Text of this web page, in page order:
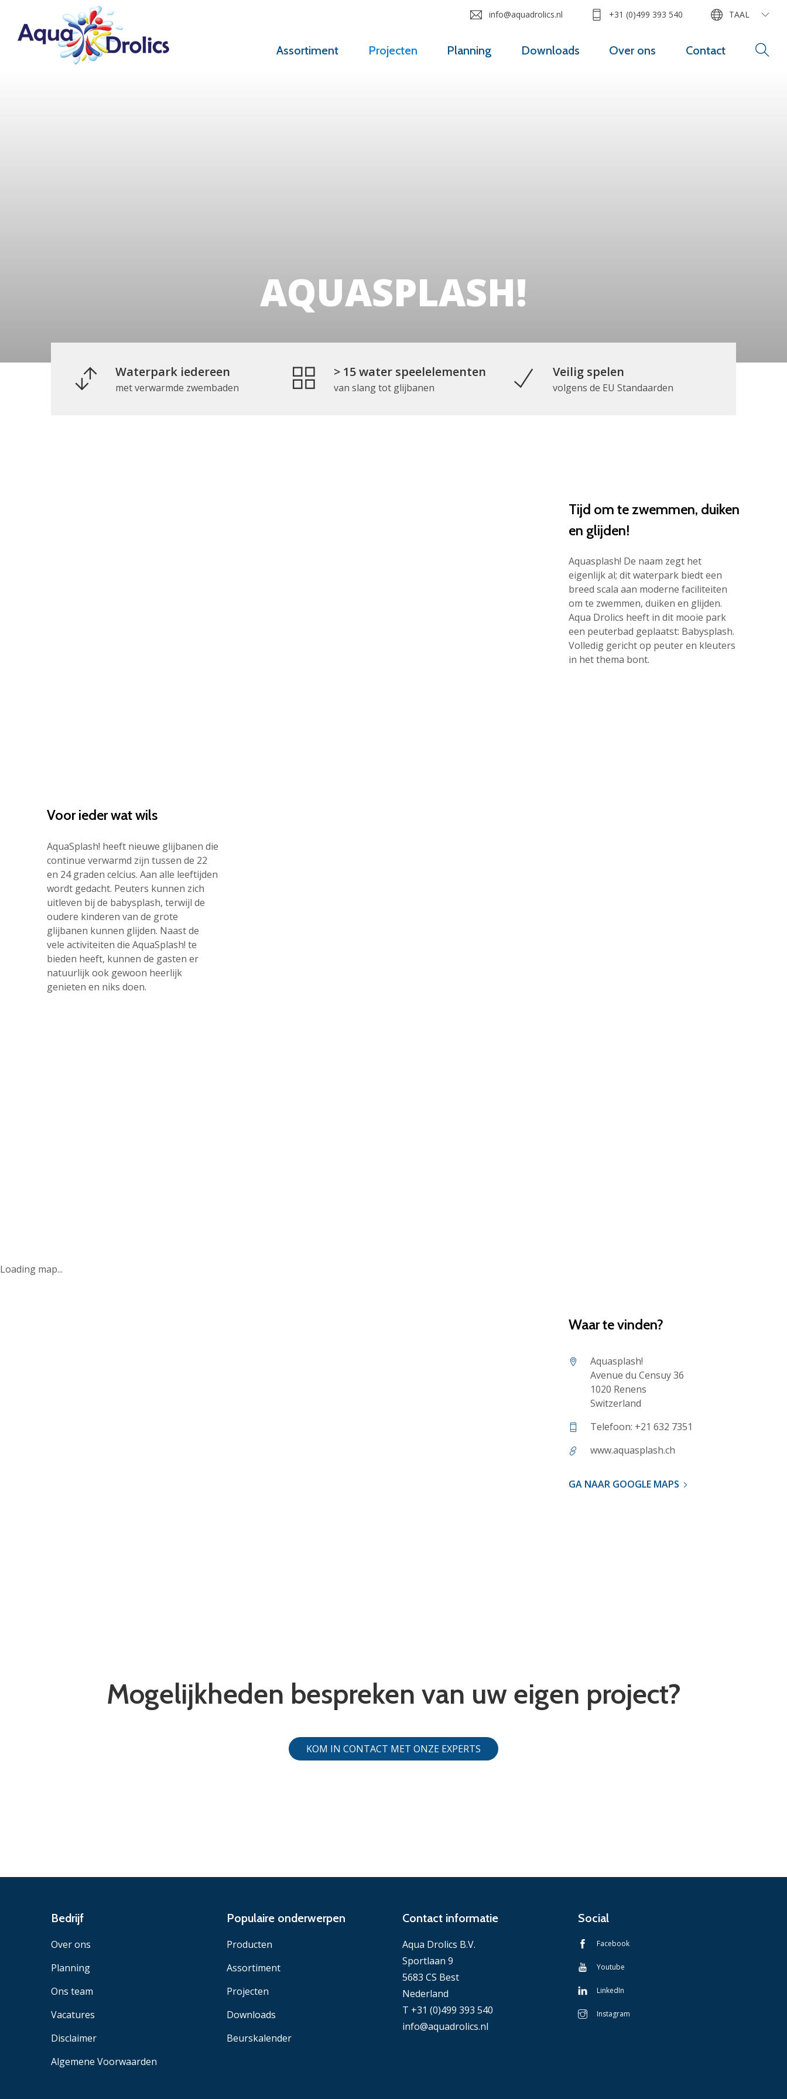
Assortiment Projecten Planning Downloads Over ons Contact
info@aquadrolics.nl +31 (0)499 393 540 TAAL
AQUASPLASH!
Waterpark iedereen
met verwarmde zwembaden
> 15 water speelelementen
van slang tot glijbanen
Veilig spelen
volgens de EU Standaarden
Tijd om te zwemmen, duiken
en glijden!
Aquasplash! De naam zegt het
eigenlijk al; dit waterpark biedt een
breed scala aan moderne faciliteiten
om te zwemmen, duiken en glijden.
Aqua Drolics heeft in dit mooie park
een peuterbad geplaatst: Babysplash.
Volledig gericht op peuter en kleuters
in het thema bont.
Voor ieder wat wils
AquaSplash! heeft nieuwe glijbanen die
continue verwarmd zijn tussen de 22
en 24 graden celcius. Aan alle leeftijden
wordt gedacht. Peuters kunnen zich
uitleven bij de babysplash, terwijl de
oudere kinderen van de grote
glijbanen kunnen glijden. Naast de
vele activiteiten die AquaSplash! te
bieden heeft, kunnen de gasten er
natuurlijk ook gewoon heerlijk
genieten en niks doen.
Waar te vinden?
Aquasplash!
Avenue du Censuy 36
1020 Renens
Switzerland
Telefoon: +21 632 7351
www.aquasplash.ch
GA NAAR GOOGLE MAPS
Loading map...
Mogelijkheden bespreken van uw eigen project?
KOM IN CONTACT MET ONZE EXPERTS
Bedrijf
Over ons
Planning
Ons team
Vacatures
Disclaimer
Algemene Voorwaarden
Populaire onderwerpen
Producten
Assortiment
Projecten
Downloads
Beurskalender
Contact informatie
Aqua Drolics B.V.
Sportlaan 9
5683 CS Best
Nederland
T +31 (0)499 393 540
info@aquadrolics.nl
Social
Facebook
Youtube
LinkedIn
Instagram